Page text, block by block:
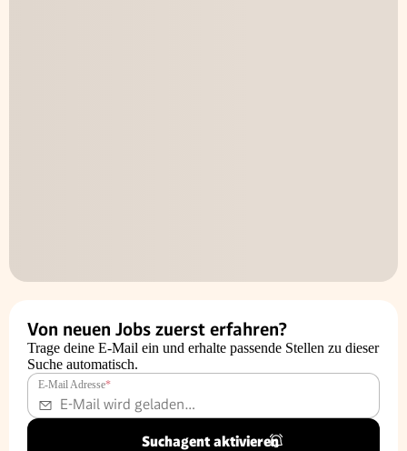
Von neuen Jobs zuerst erfahren?
Trage deine E-Mail ein und erhalte passende Stellen zu dieser
Suche automatisch.
E-Mail Adresse*
Suchagent aktivieren